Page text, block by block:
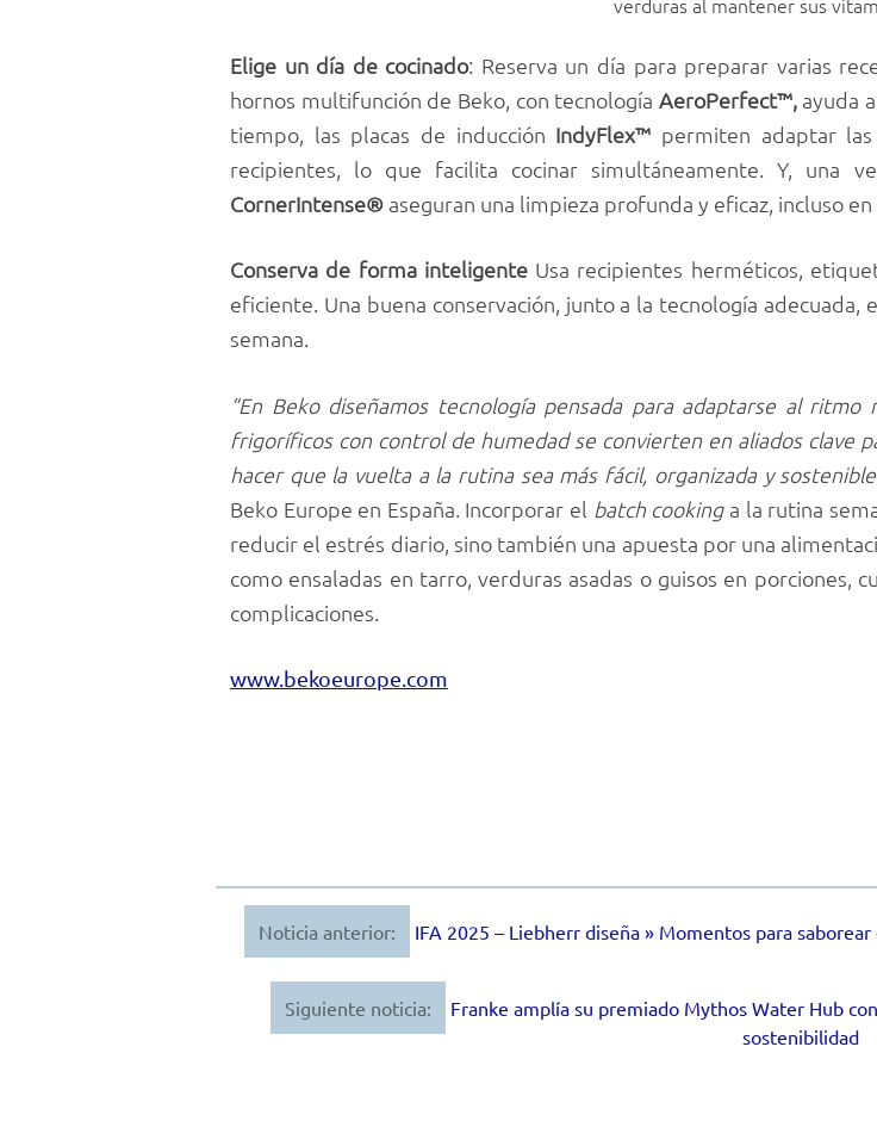
Elige un día de cocinado: Reserva un día para preparar varias
hornos multifunción de Beko, con tecnología AeroPerfect™, ayuda
tiempo, las placas de inducción IndyFlex™ permiten adaptar
recipientes, lo que facilita cocinar simultáneamente. Y, una
CornerIntense® aseguran una limpieza profunda y eficaz, incluso
Conserva de forma inteligenteUsa recipientes herméticos,
eficiente. Una buena conservación, junto a la tecnología
semana.
“En Beko diseñamos tecnología pensada para adaptarse al
frigoríficos con control de humedad se convierten en aliados clave
hacer que la vuelta a la rutina sea más fácil, organizada y
Beko Europe en España. Incorporar el batch cookinga la rutina
reducir el estrés diario, sino también una apuesta por una
como ensaladas en tarro, verduras asadas o guisos en porciones,
complicaciones.
www.bekoeurope.com
Navegación
entradas
Noticia anterior: IFA 2025 – Liebherr diseña » Momentos para saborear
Siguiente noticia:
Franke amplía su premiado Mythos Water Hub
sostenibilidad